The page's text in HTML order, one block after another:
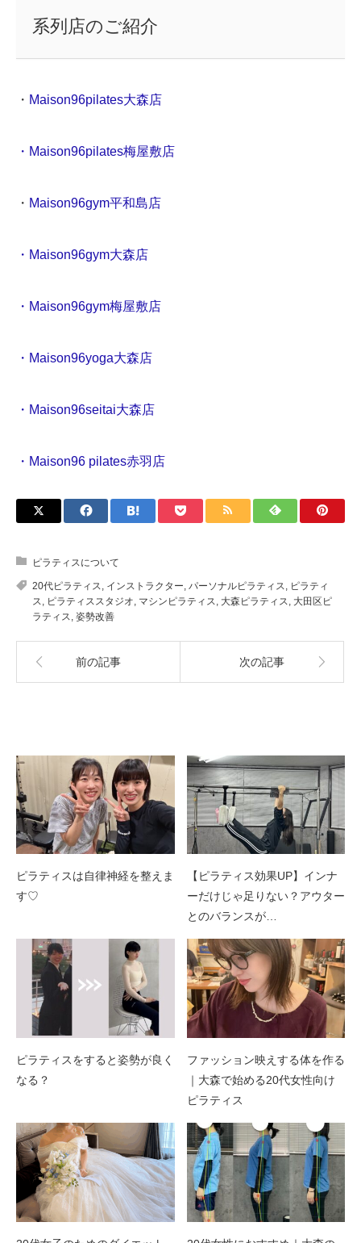
系列店のご紹介
・ Maison96pilates大森店
・Maison96pilates梅屋敷店
・ Maison96gym平和島店
・Maison96gym大森店
・Maison96gym梅屋敷店
・Maison96yoga大森店
・Maison96seitai大森店
・Maison96 pilates赤羽店
ピラティスについて
20代ピラティス インストラクター パーソナルピラティス
ピラティ
ス
ピラティススタジオ マシンピラティス 大森ピラティス
大田区ピ
ラティス 姿勢改善
前の記事 次の記事
ピラティスは自律神経を整えま
す♡
【ピラティス効果UP】インナ
ーだけじゃ足りない？アウター
とのバランスが…
ピラティスをすると姿勢が良く
なる？
ファッション映えする体を作る
｜大森で始める20代女性向け
ピラティス